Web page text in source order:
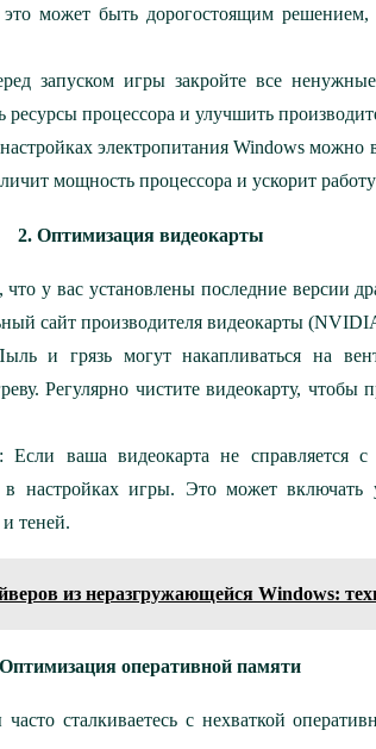
может быть дорогостоящим
запуском игры закройте все
процессора и улучшить
электропитания Windows
мощность процессора и ускорит
2. Оптимизация видеокарты
у вас установлены последние версии
сайт производителя видеокарты
и грязь могут накапливаться на
Регулярно чистите видеокарту, чтобы
Если ваша видеокарта не справляется
настройках игры. Это может включать
теней.
из неразгружающейся Windows:
оперативной памяти
сталкиваетесь с нехваткой